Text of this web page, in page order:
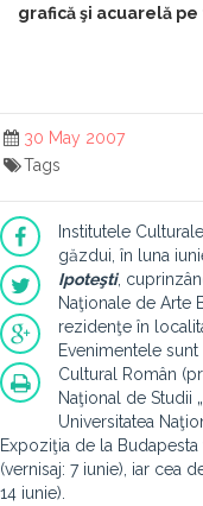
grafică şi acuarelă
30 May 2007
Tags
Institutele
găzdui, în luna
Ipoteşti,
Naţionale de Arte
rezidenţe în
Evenimentele
Cultural Român
Naţional de Studii
Universitatea
Expoziţia de la
(vernisaj: 7 iunie), iar cea
14 iunie).